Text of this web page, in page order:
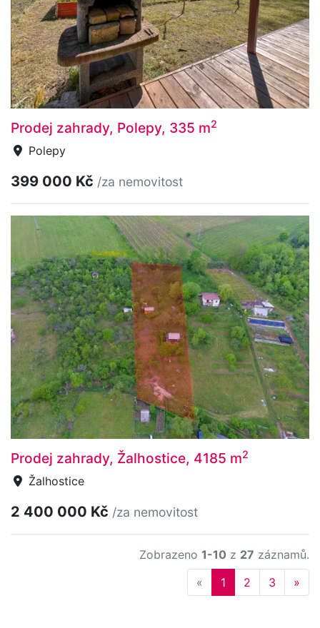
Prodej zahrady, Polepy, 335 m2
Polepy
399 000 Kč /za nemovitost
Prodej zahrady, Žalhostice, 4185 m2
Žalhostice
2 400 000 Kč /za nemovitost
Zobrazeno 1-10 z 27 záznamů.
« Previous
1 2 3 »